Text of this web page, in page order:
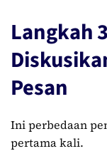
Langkah
Pesan
Ini perbedaan
pertama kali.